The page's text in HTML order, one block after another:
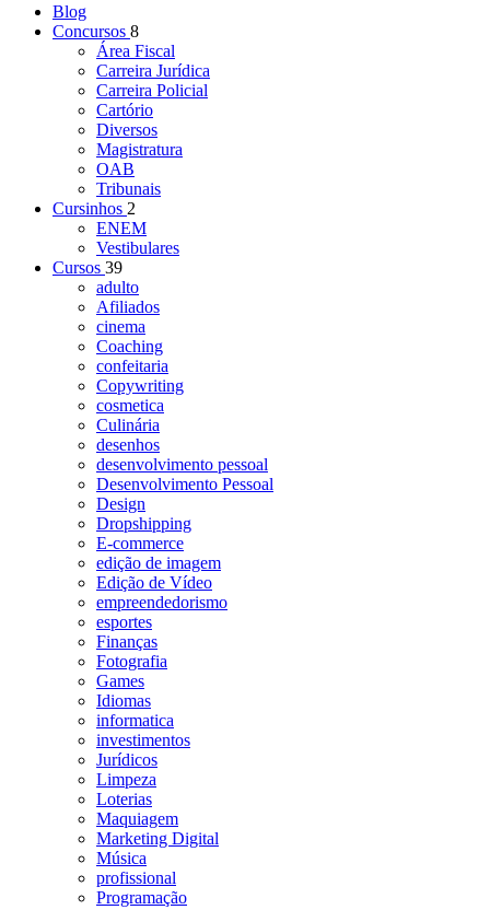
Blog
Concursos 8
Área Fiscal
Carreira Jurídica
Carreira Policial
Cartório
Diversos
Magistratura
OAB
Tribunais
Cursinhos 2
ENEM
Vestibulares
Cursos 39
adulto
Afiliados
cinema
Coaching
confeitaria
Copywriting
cosmetica
Culinária
desenhos
desenvolvimento pessoal
Desenvolvimento Pessoal
Design
Dropshipping
E-commerce
edição de imagem
Edição de Vídeo
empreendedorismo
esportes
Finanças
Fotografia
Games
Idiomas
informatica
investimentos
Jurídicos
Limpeza
Loterias
Maquiagem
Marketing Digital
Música
profissional
Programação